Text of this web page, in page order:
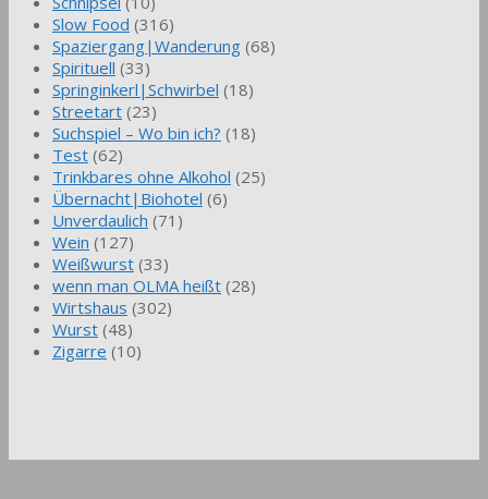
Slow Food (316)
Spaziergang|Wanderung (68)
Spirituell (33)
Springinkerl|Schwirbel (18)
Streetart (23)
Suchspiel – Wo bin ich? (18)
Test (62)
Trinkbares ohne Alkohol (25)
Übernacht|Biohotel (6)
Unverdaulich (71)
Wein (127)
Weißwurst (33)
wenn man OLMA heißt (28)
Wirtshaus (302)
Wurst (48)
Zigarre (10)